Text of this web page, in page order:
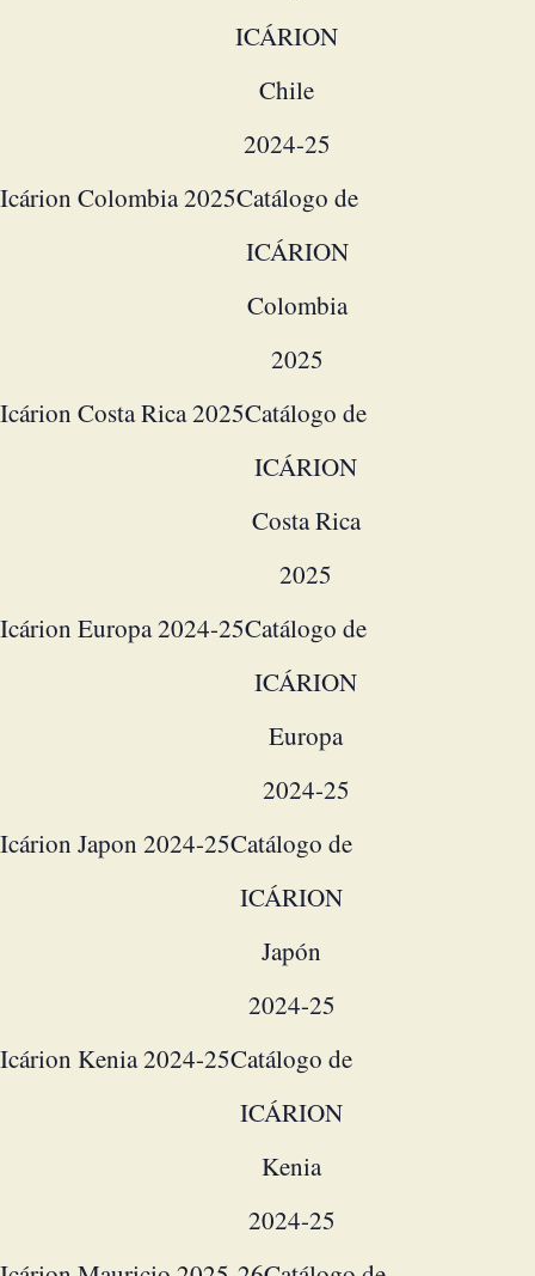
ICÁRION
Chile
2024-25
Icárion Colombia 2025Catálogo de
ICÁRION
Colombia
2025
Icárion Costa Rica 2025Catálogo de
ICÁRION
Costa Rica
2025
Icárion Europa 2024-25Catálogo de
ICÁRION
Europa
2024-25
Icárion Japon 2024-25Catálogo de
ICÁRION
Japón
2024-25
Icárion Kenia 2024-25Catálogo de
ICÁRION
Kenia
2024-25